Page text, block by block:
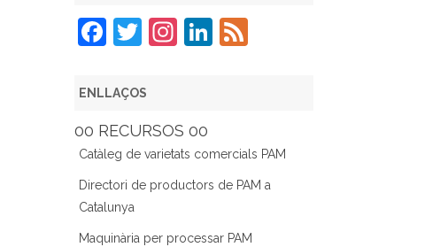
F
c
e
b
o
o
k
T
itt
er
In
gr
a
m
Li
dI
n
F
ENLLAÇOS
00 RECURSOS 00
Catàleg de varietats comercials PAM
Directori de productors de PAM a
Catalunya
Maquinària per processar PAM